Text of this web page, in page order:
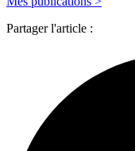
Partager l'article :